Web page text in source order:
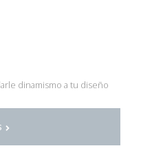
dinamismo a tu diseño